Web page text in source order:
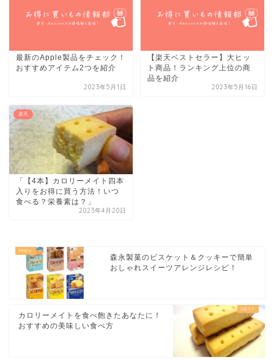
最新のApple製品をチェック！
おすすめアイテム2つを紹介
2023年5月1日
【楽天ベストセラー】大ヒッ
ト商品！ランキング上位の商
品を紹介
2023年5月16日
楽天
「【4本】カロリーメイト四本
入りをお得に買う方法！いつ
食べる？栄養素は？」
2023年4月20日
森永製菓のビスケット＆クッキーで簡単
おしゃれスイーツアレンジレシピ！
カロリーメイトを食べ飽きたあなたに！
おすすめの美味しい食べ方